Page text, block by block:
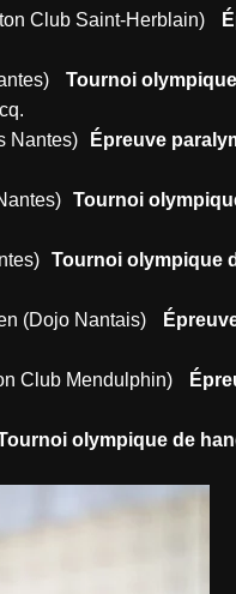
Club Saint-Herblain)
Tournoi
Nantes) Épreuve
Tournoi
Tournoi olympique
(Dojo Nantais)
Club Mendulphin)
olympique de